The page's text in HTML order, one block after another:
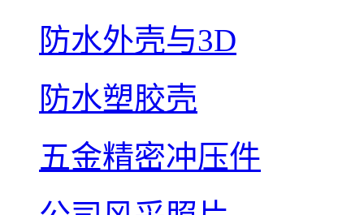
防水外壳与3D
防水塑胶壳
五金精密冲压件